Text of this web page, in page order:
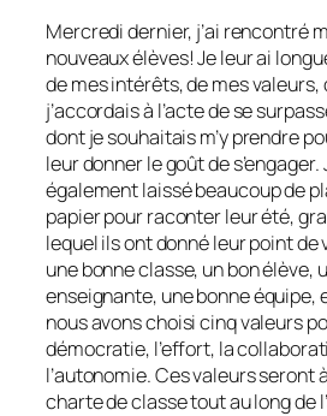
Mercredi dernier, j’ai rencontré
nouveaux élèves! Je leur ai
de mes intérêts, de mes valeurs,
j’accordais à l’acte de se
dont je souhaitais m’y prendre
leur donner le goût de s’engager.
également laissé beaucoup de
papier pour raconter leur été,
lequel ils ont donné leur point de
une bonne classe, un bon élève,
enseignante, une bonne équipe,
nous avons choisi cinq valeurs
démocratie, l’effort, la
l’autonomie. Ces valeurs seront
charte de classe tout au long de